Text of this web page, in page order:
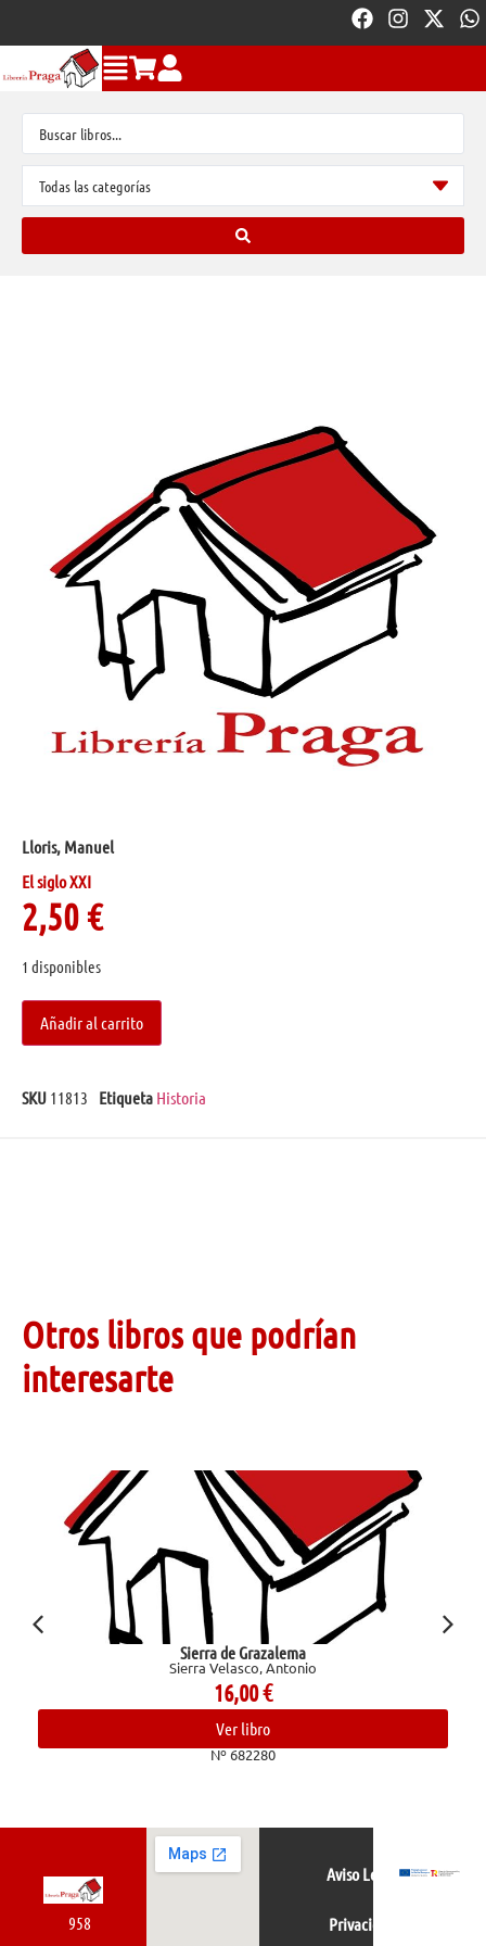
Lloris, Manuel
El siglo XXI
2,50€
1 disponibles
Añadir al carrito
SKU 11813 Etiqueta Historia
Otros libros que podrían
interesarte
Sierra de Grazalema
Sierra Velasco, Antonio
16,00€
Ver libro
Nº 682280
958
Aviso Legal
Privacidad